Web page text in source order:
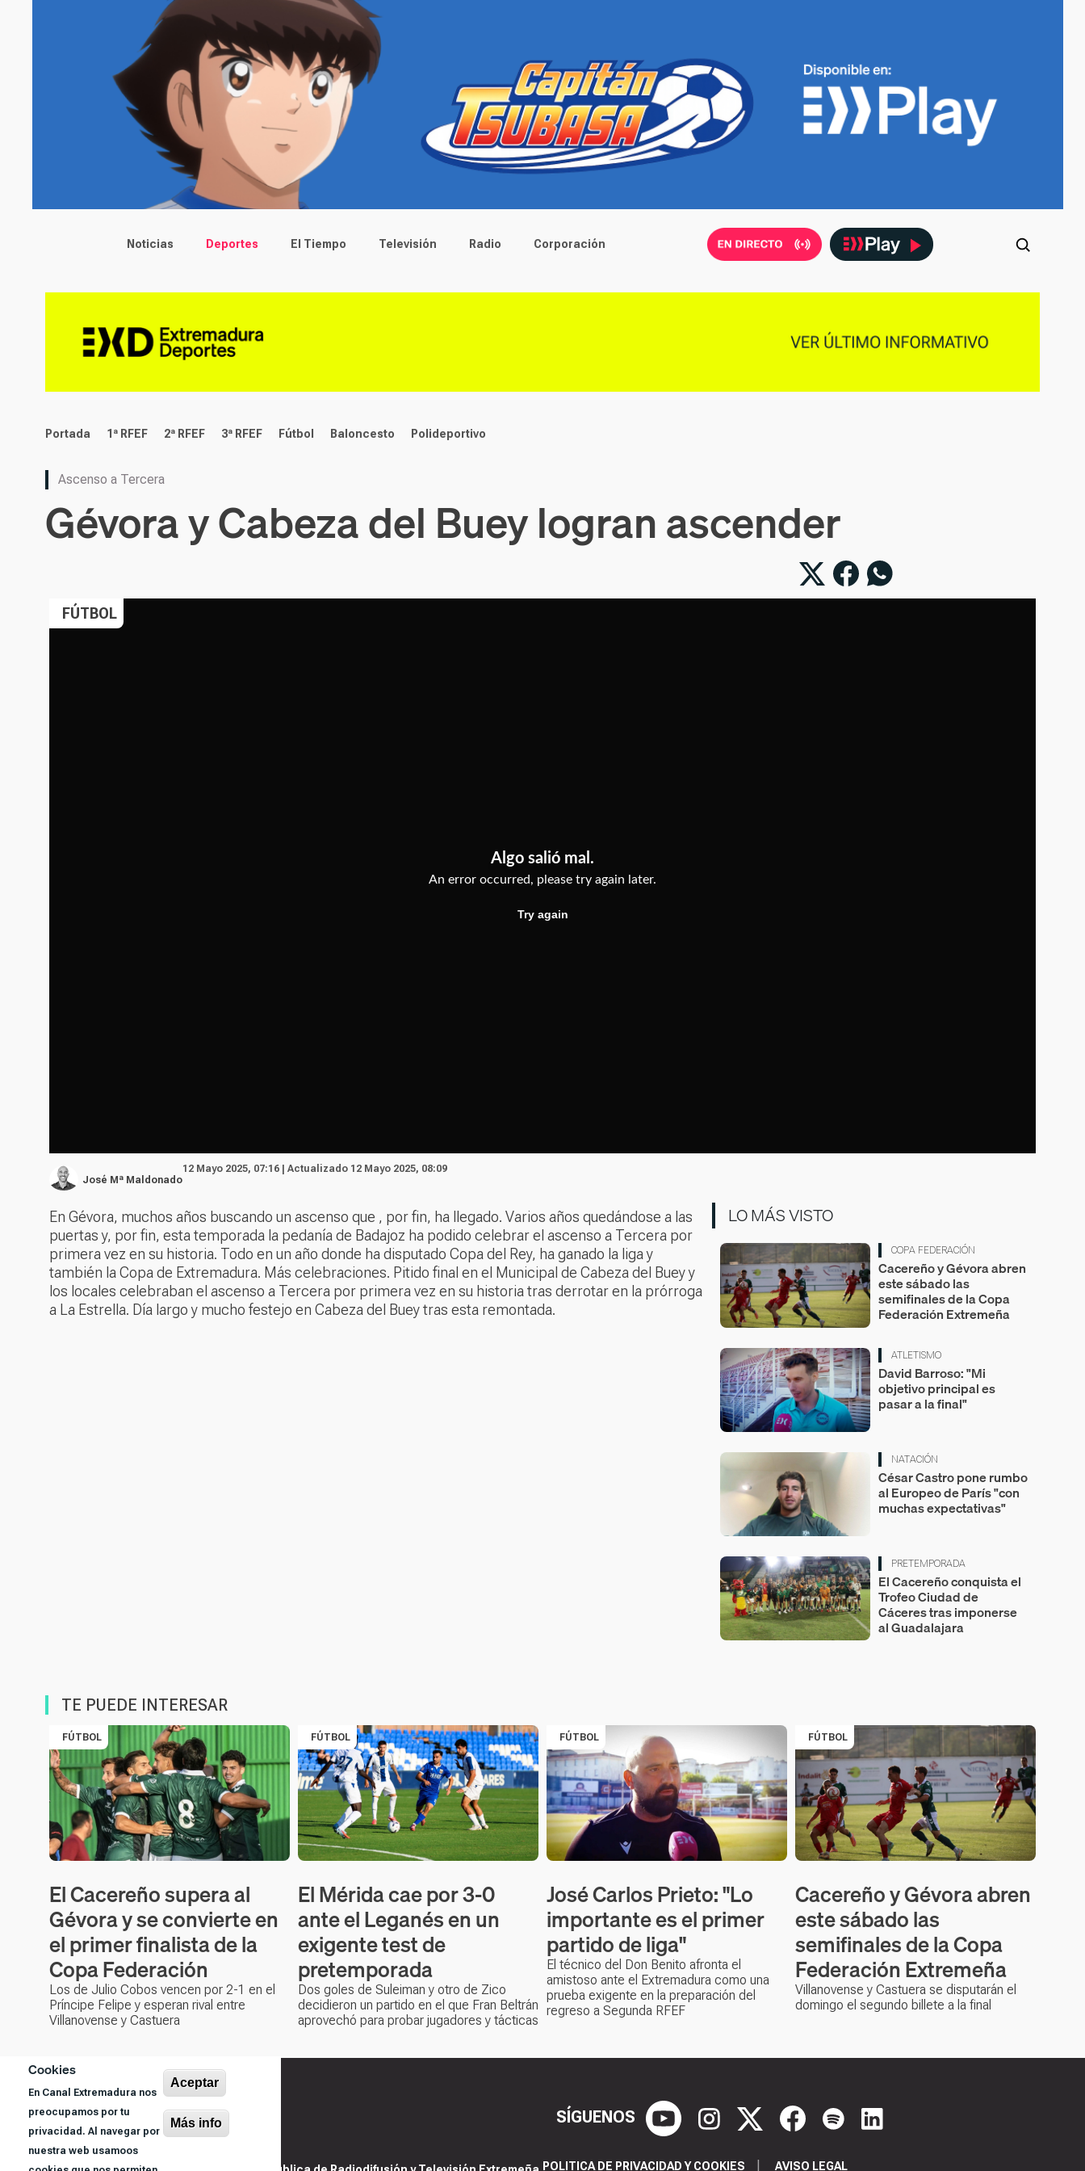
Cookies
En Canal Extremadura nos
preocupamos por tu
privacidad. Al navegar por
nuestra web usamoos
Aceptar
Más info
Main menu
Noticias Deportes El Tiempo Televisión Radio Corporación
deportes
Portada 1ª RFEF 2ª RFEF 3ª RFEF Fútbol Baloncesto Polideportivo
Ascenso a Tercera
Gévora y Cabeza del Buey logran ascender
FÚTBOL
José Mª Maldonado
12 Mayo 2025, 07:16 | Actualizado 12 Mayo 2025, 08:09
En Gévora, muchos años buscando un ascenso que , por fin, ha llegado. Varios años quedándose a las
puertas y, por fin, esta temporada la pedanía de Badajoz ha podido celebrar el ascenso a Tercera por
primera vez en su historia. Todo en un año donde ha disputado Copa del Rey, ha ganado la liga y
también la Copa de Extremadura. Más celebraciones. Pitido final en el Municipal de Cabeza del Buey y
los locales celebraban el ascenso a Tercera por primera vez en su historia tras derrotar en la prórroga
a La Estrella. Día largo y mucho festejo en Cabeza del Buey tras esta remontada.
LO MÁS VISTO
COPA FEDERACIÓN
Cacereño y Gévora abren
este sábado las
semifinales de la Copa
Federación Extremeña
ATLETISMO
David Barroso: "Mi
objetivo principal es
pasar a la final"
NATACIÓN
César Castro pone rumbo
al Europeo de París "con
muchas expectativas"
PRETEMPORADA
El Cacereño conquista el
Trofeo Ciudad de
Cáceres tras imponerse
al Guadalajara
TE PUEDE INTERESAR
FÚTBOL
El Cacereño supera al
Gévora y se convierte en
el primer finalista de la
Copa Federación
Los de Julio Cobos vencen por 2-1 en el
Príncipe Felipe y esperan rival entre
Villanovense y Castuera
FÚTBOL
El Mérida cae por 3-0
ante el Leganés en un
exigente test de
pretemporada
Dos goles de Suleiman y otro de Zico
decidieron un partido en el que Fran Beltrán
aprovechó para probar jugadores y tácticas
FÚTBOL
José Carlos Prieto: "Lo
importante es el primer
partido de liga"
El técnico del Don Benito afronta el
amistoso ante el Extremadura como una
prueba exigente en la preparación del
regreso a Segunda RFEF
FÚTBOL
Cacereño y Gévora abren
este sábado las
semifinales de la Copa
Federación Extremeña
Villanovense y Castuera se disputarán el
domingo el segundo billete a la final
SÍGUENOS
POLITICA DE PRIVACIDAD Y COOKIES AVISO LEGAL